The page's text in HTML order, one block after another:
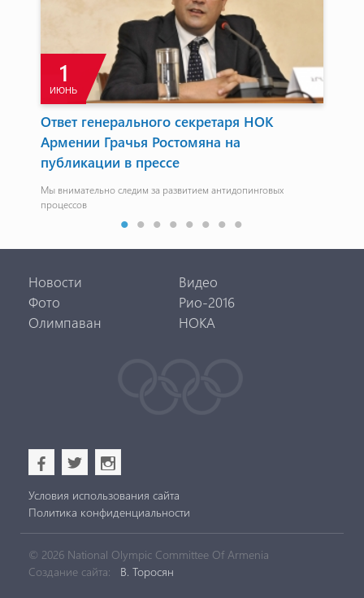
1
ИЮНЬ
Ответ генерального секретаря НОК
Армении Грачья Ростомяна на
публикации в прессе
Мы внимательно следим за развитием антидопинговых
процессов
Новости
Видео
Фото
Рио-2016
Олимпаван
НОКА
b a x
Условия использования сайта
Политика конфиденциальности
© 2026 National Olympic Committee Of Armenia
Создание сайта: В. Торосян